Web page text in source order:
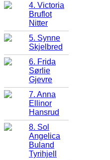
4. Victoria
Bruflot
Nitter
5. Synne
Skjelbred
6. Frida
Sørlie
Gjevre
7. Anna
Ellinor
Hansrud
8. Sol
Angelica
Buland
Tyrihjell